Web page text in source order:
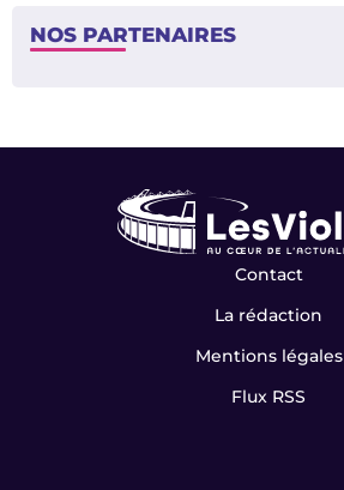
NOS PARTENAIRES
Contact
La rédaction
Mentions légales
Flux RSS